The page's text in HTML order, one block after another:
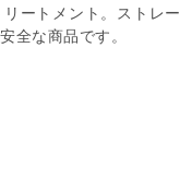
ートメント。ストレー
全な商品です。